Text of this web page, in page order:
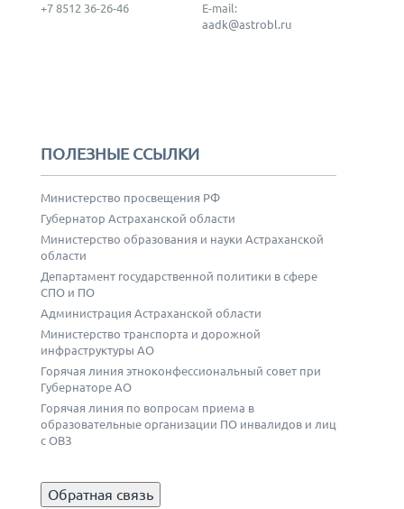
+7 8512 36-26-46
E-mail:
aadk@astrobl.ru
ПОЛЕЗНЫЕ ССЫЛКИ
Министерство просвещения РФ
Губернатор Астраханской области
Министерство образования и науки Астраханской
области
Департамент государственной политики в сфере
СПО и ПО
Администрация Астраханской области
Министерство транспорта и дорожной
инфраструктуры АО
Горячая линия этноконфессиональный совет при
Губернаторе АО
Горячая линия по вопросам приема в
образовательные организации ПО инвалидов и лиц
с ОВЗ
Обратная связь